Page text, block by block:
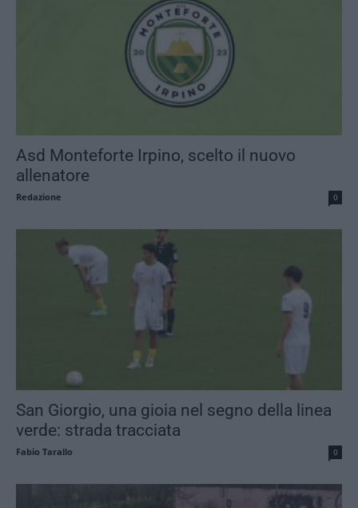
Asd Monteforte Irpino, scelto il nuovo
allenatore
Redazione 0
San Giorgio, una gioia nel segno della linea
verde: strada tracciata
Fabio Tarallo 0